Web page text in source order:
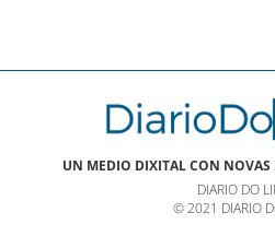
UN MEDIO DIXITAL CON
DIARIO DO
© 2021 DIARIO